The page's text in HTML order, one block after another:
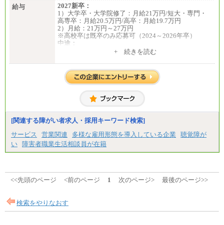
給与
2027新卒：
1）大学卒・大学院修了：月給21万円/短大・専門・
高専卒：月給20.5万円/高卒：月給19.7万円
2）月給：21万円～27万円
※高校卒は既卒のみ応募可（2024～2026年卒）
中途：
1）月給：21万円～25万円+ 続きを読む
[関連する障がい者求人・採用キーワード検索]
サービス
営業関連 多様な雇用形態を導入している企業
聴覚障が
い 障害者職業生活相談員が在籍
<<先頭のページ <前のページ 1 次のページ> 最後のページ>>
検索をやりなおす